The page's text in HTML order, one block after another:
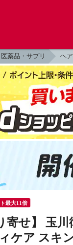
医薬品・サプリ ヘ
最大11倍
寄せ】 玉
ケア スキ